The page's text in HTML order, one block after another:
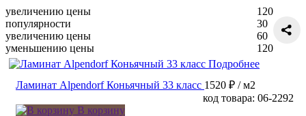
увеличению цены
популярности
увеличению цены
уменьшению цены
120
30
60
120
Подробнее
Ламинат Alpendorf Коньячный 33 класс 1520 ₽ / м2
код товара: 06-2292
В корзину